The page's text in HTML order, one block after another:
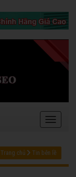
Trang chủ Tin bên lề